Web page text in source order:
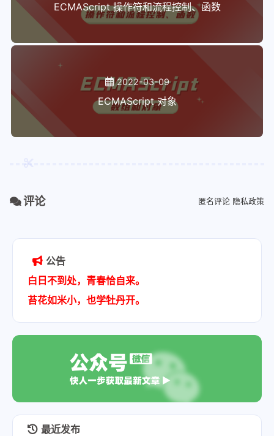
ECMAScript 操作符和流程控制、函数
2022-03-09
ECMAScript 对象
评论 匿名评论 隐私政策
公告
白日不到处，青春恰自来。
苔花如米小，也学牡丹开。
最近发布